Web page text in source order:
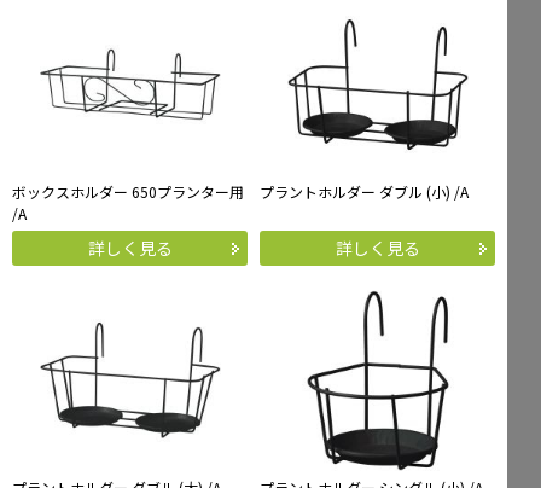
関連サイト
Mailform
メールでお問合せ
FAQ
よくお寄せいただくご質問
0120-51-4128
受付時間 / 9:00-17:00（土日祝休み）
ボックスホルダー 650プランター用
/A
詳しく見る
プラントホルダー ダブル (小) /A
詳しく見る